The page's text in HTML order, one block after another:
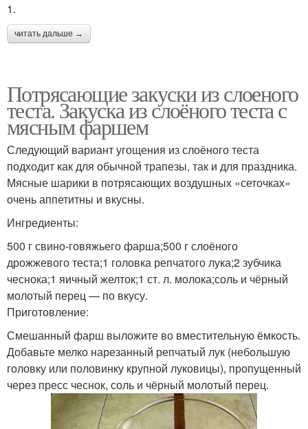
1.
читать дальше →
Потрясающие закуски из слоеного
теста. Закуска из слоёного теста с
мясным фаршем
Следующий вариант угощения из слоёного теста
подходит как для обычной трапезы, так и для праздника.
Мясные шарики в потрясающих воздушных «сеточках»
очень аппетитны и вкусны.
Ингредиенты:
500 г свино-говяжьего фарша;500 г слоёного
дрожжевого теста;1 головка репчатого лука;2 зубчика
чеснока;1 яичный желток;1 ст. л. молока;соль и чёрный
молотый перец — по вкусу.
Приготовление:
Смешанный фарш выложите во вместительную ёмкость.
Добавьте мелко нарезанный репчатый лук (небольшую
головку или половинку крупной луковицы), пропущенный
через пресс чеснок, соль и чёрный молотый перец.